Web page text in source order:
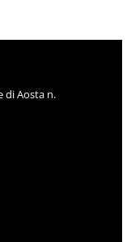
di Aosta n.